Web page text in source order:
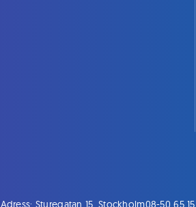
Adress: Sturegatan 15, Stockholm08-50 65